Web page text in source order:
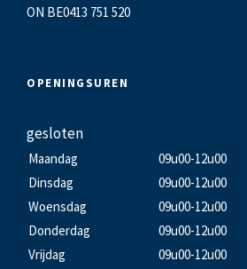
ON BE0413 751 520
OPENINGSUREN
gesloten
Maandag 09u00-12u00
Dinsdag
09u00-12u00
Woensdag
09u00-12u00
Donderdag
09u00-12u00
Vrijdag
09u00-12u00